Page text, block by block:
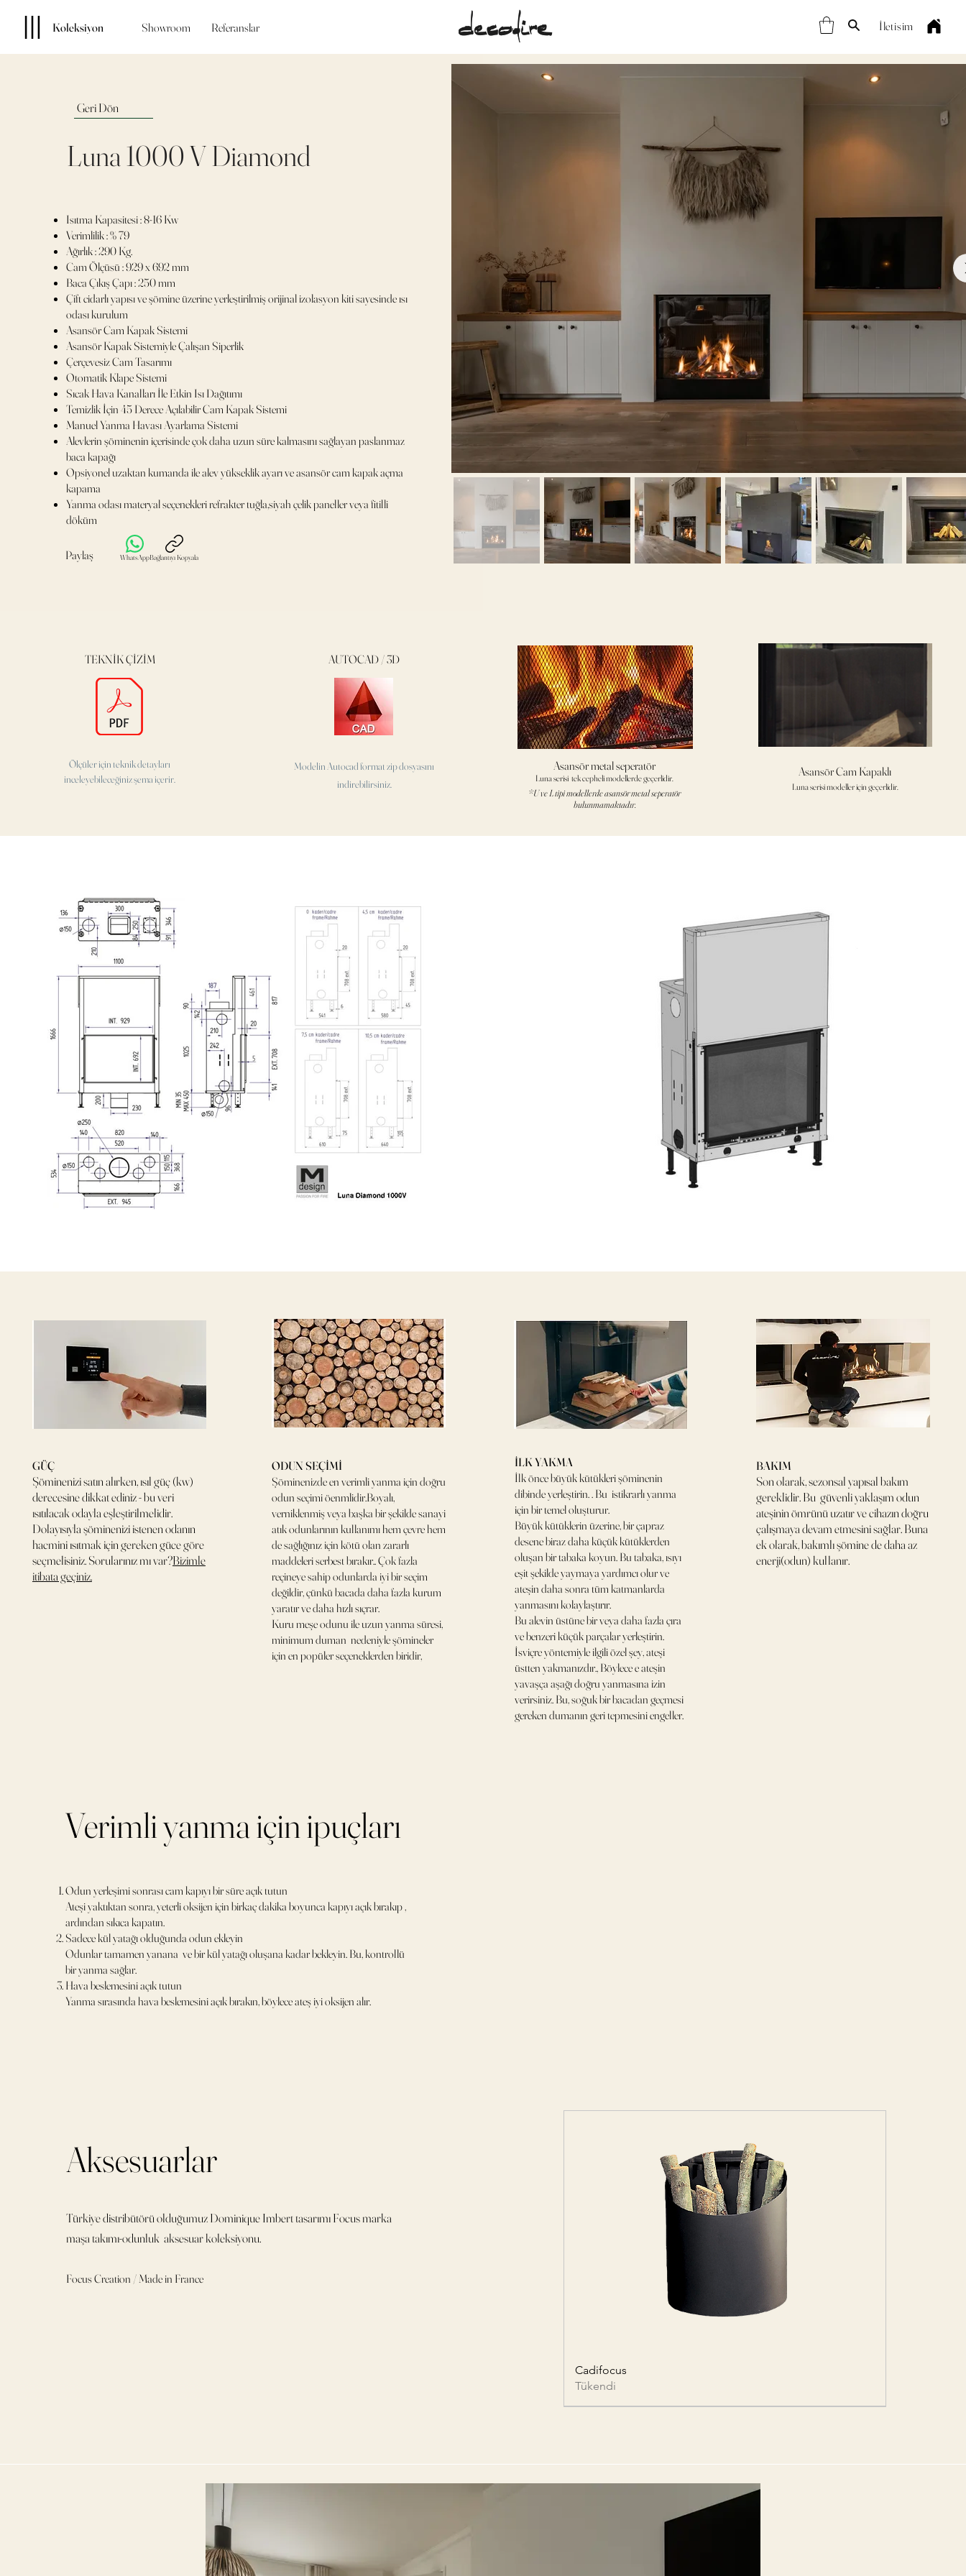
Koleksiyon Showroom Referanslar İletişim
Geri Dön
Luna 1000 V Diamond
Isıtma Kapasitesi : 8-16 Kw
Verimlilik : % 79
Ağırlık : 290 Kg.
Cam Ölçüsü : 929 x 692 mm
Baca Çıkış Çapı : 250 mm
Çift cidarlı yapısı ve şömine üzerine yerleştirilmiş orijinal izolasyon kiti sayesinde ısı
odası kurulum
Asansör Cam Kapak Sistemi
Asansör Kapak Sistemiyle Çalışan Siperlik
Çerçevesiz Cam Tasarımı
Otomatik Klape Sistemi
Sıcak Hava Kanalları İle Etkin Isı Dağıtımı
Temizlik İçin 45 Derece Açılabilir Cam Kapak Sistemi
Manuel Yanma Havası Ayarlama Sistemi
Alevlerin şöminenin içerisinde çok daha uzun süre kalmasını sağlayan paslanmaz
baca kapağı
Opsiyonel uzaktan kumanda ile alev yükseklik ayarı ve asansör cam kapak açma
kapama
Yanma odası materyal seçenekleri refrakter tuğla,siyah çelik paneller veya fitilli
döküm
Paylaş WhatsAppBağlantıyı Kopyala
TEKNİK ÇİZİM
Ölçüler için teknik detayları
inceleyebileceğiniz şema içerir.
AUTOCAD / 3D
Modelin Autocad formatzip dosyasını
indirebilirsiniz.
Asansör metal seperatör
Luna serisi tek cepheli modellerde geçerlidir.
*U ve L tipi modellerde asansör metal seperatör
bulunmamaktadır.
Asansör Cam Kapaklı
Luna serisi modeller için geçerlidir.
GÜÇ
Şöminenizi satın alırken, ısıl güç (kw)
derecesine dikkat ediniz - bu veri
ısıtılacak odayla eşleştirilmelidir.
Dolayısıyla şöminenizi istenen odanın
hacmini ısıtmak için gereken güce göre
seçmelisiniz. Sorularınız mı var?Bizimle
itibata geçiniz.
ODUN SEÇİMİ
Şöminenizde en verimli yanma için doğru
odun seçimi öenmlidir.Boyalı,
verniklenmiş veya başka bir şekilde sanayi
atık odunlarının kullanımı hem çevre hem
de sağlığınız için kötü olan zararlı
maddeleri serbest bırakır.. Çok fazla
reçineye sahip odunlarda iyi bir seçim
değildir, çünkü bacada daha fazla kurum
yaratır ve daha hızlı sıçrar.
Kuru meşe odunu ile uzun yanma süresi,
minimum duman nedeniyle şömineler
için en popüler seçeneklerden biridir,
İLK YAKMA
İlk önce büyük kütükleri şöminenin
dibinde yerleştirin. . Bu istikrarlı yanma
için bir temel oluşturur.
Büyük kütüklerin üzerine, bir çapraz
desene biraz daha küçük kütüklerden
oluşan bir tabaka koyun. Bu tabaka, ısıyı
eşit şekilde yaymaya yardımcı olur ve
ateşin daha sonra tüm katmanlarda
yanmasını kolaylaştırır.
Bu alevin üstüne bir veya daha fazla çıra
ve benzeri küçük parçalar yerleştirin.
İsviçre yöntemiyle ilgili özel şey, ateşi
üstten yakmanızdır., Böylece e ateşin
yavaşça aşağı doğru yanmasına izin
verirsiniz. Bu, soğuk bir bacadan geçmesi
gereken dumanın geri tepmesini engeller.
BAKIM
Son olarak, sezonsal yapısal bakım
gereklidir. Bu güvenli yaklaşım odun
ateşinin ömrünü uzatır ve cihazın doğru
çalışmaya devam etmesini sağlar. Buna
ek olarak, bakımlı şömine de daha az
enerji(odun) kullanır.
Verimli yanma için ipuçları
Odun yerleşimi sonrası cam kapıyı bir süre açık tutun
Ateşi yaktıktan sonra, yeterli oksijen için birkaç dakika boyunca kapıyı açık bırakıp ,
ardından sıkıca kapatın.
Sadece kül yatağı olduğunda odun ekleyin
Odunlar tamamen yanana ve bir kül yatağı oluşana kadar bekleyin. Bu, kontrollü
bir yanma sağlar.
Hava beslemesini açık tutun
Yanma sırasında hava beslemesini açık bırakın, böylece ateş iyi oksijen alır.
Aksesuarlar
Türkiye distribütörü olduğumuz Dominique Imbert tasarımı Focus marka
maşa takımı-odunluk aksesuar koleksiyonu.
Focus Creation / Made in France
Cadifocus
Tükendi